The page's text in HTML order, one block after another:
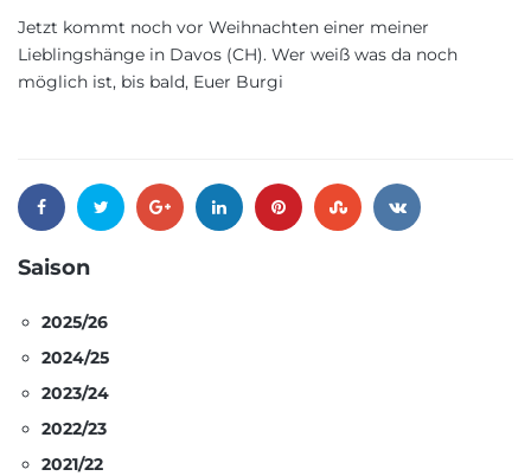
Jetzt kommt noch vor Weihnachten einer meiner
Lieblingshänge in Davos (CH). Wer weiß was da noch
möglich ist, bis bald, Euer Burgi
Saison
2025/26
2024/25
2023/24
2022/23
2021/22